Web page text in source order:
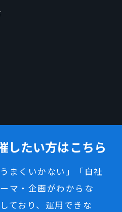
したい方はこちら
まくいかない」「自社
マ・企画がわからな
ており、運用できな